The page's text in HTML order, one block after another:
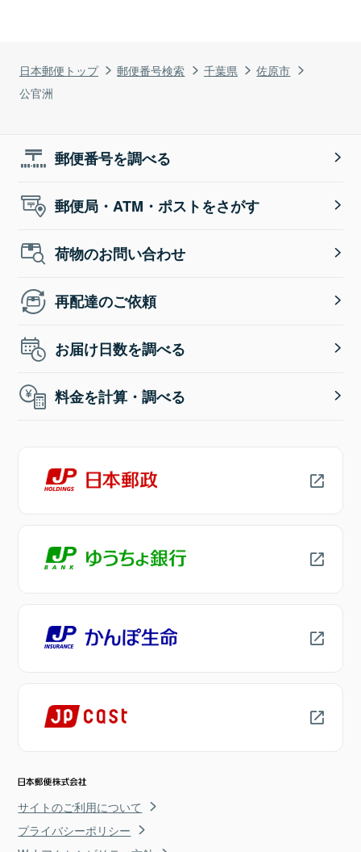
日本郵便トップ 郵便番号検索 千葉県
佐原市
公官洲
郵便番号を調べる
郵便局・ATM・ポストをさがす
荷物のお問い合わせ
再配達のご依頼
お届け日数を調べる
料金を計算・調べる
サイトのご利用について
プライバシーポリシー